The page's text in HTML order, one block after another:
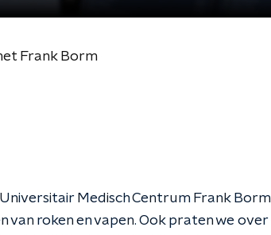
Frank Borm
Medisch Centrum Frank Borm
van roken en vapen. Ook praten we over